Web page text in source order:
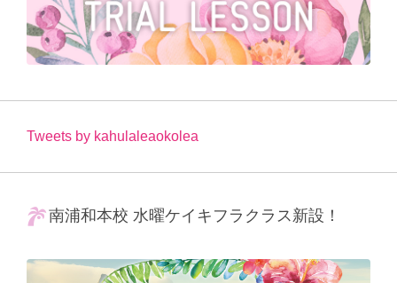
Tweets by kahulaleaokolea
南浦和本校 水曜ケイキフラクラス新設！